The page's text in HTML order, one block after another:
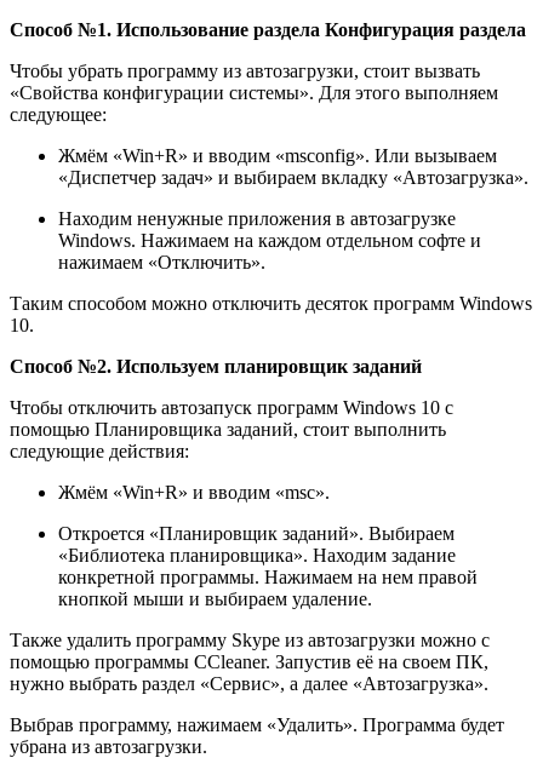
Способ №1. Использование раздела Конфигурация раздела
Чтобы убрать программу из автозагрузки, стоит вызвать
«Свойства конфигурации системы». Для этого выполняем
следующее:
Жмём «Win+R» и вводим «msconfig». Или вызываем
«Диспетчер задач» и выбираем вкладку «Автозагрузка».
Находим ненужные приложения в автозагрузке
Windows. Нажимаем на каждом отдельном софте и
нажимаем «Отключить».
Таким способом можно отключить десяток программ Windows
10.
Способ №2. Используем планировщик заданий
Чтобы отключить автозапуск программ Windows 10 с
помощью Планировщика заданий, стоит выполнить
следующие действия:
Жмём «Win+R» и вводим «msc».
Откроется «Планировщик заданий». Выбираем
«Библиотека планировщика». Находим задание
конкретной программы. Нажимаем на нем правой
кнопкой мыши и выбираем удаление.
Также удалить программу Skype из автозагрузки можно с
помощью программы CCleaner. Запустив её на своем ПК,
нужно выбрать раздел «Сервис», а далее «Автозагрузка».
Выбрав программу, нажимаем «Удалить». Программа будет
убрана из автозагрузки.